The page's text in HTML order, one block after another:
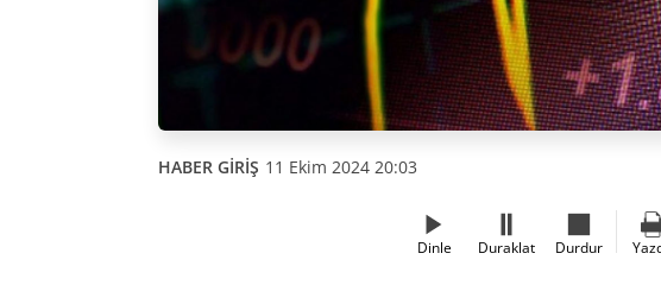
HABER GİRİŞ 11 Ekim 2024 20:03
Dinle Duraklat Durdur